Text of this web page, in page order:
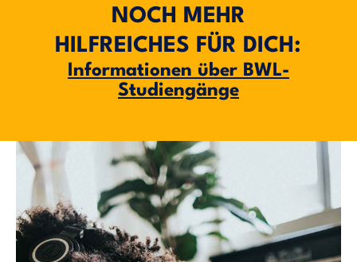
NOCH MEHR
HILFREICHES FÜR DICH:
Informationen über BWL-
Studiengänge